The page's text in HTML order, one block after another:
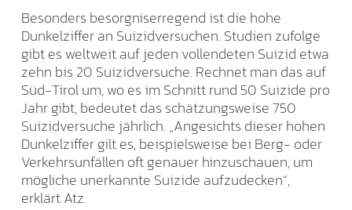
Besonders besorgniserregend ist die hohe
Dunkelziffer an Suizidversuchen. Studien zufolge
gibt es weltweit auf jeden vollendeten Suizid etwa
zehn bis 20 Suizidversuche. Rechnet man das auf
Süd-Tirol um, wo es im Schnitt rund 50 Suizide pro
Jahr gibt, bedeutet das schätzungsweise 750
Suizidversuche jährlich. „Angesichts dieser hohen
Dunkelziffer gilt es, beispielsweise bei Berg- oder
Verkehrsunfällen oft genauer hinzuschauen, um
mögliche unerkannte Suizide aufzudecken“,
erklärt Atz.